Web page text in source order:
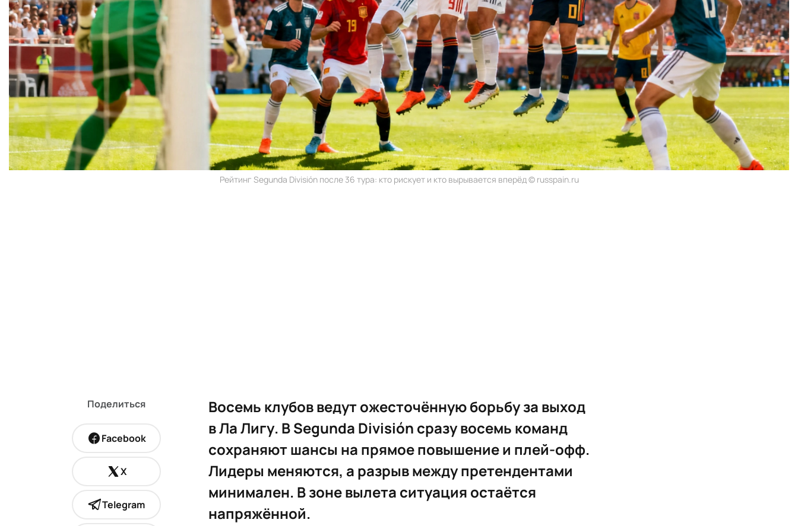
Рейтинг Segunda División после 36 тура: кто рискует и кто вырывается вперёд © russpain.ru
Поделиться
Facebook
X
Telegram
Восемь клубов ведут ожесточённую борьбу за выход
в Ла Лигу. В Segunda División сразу восемь команд
сохраняют шансы на прямое повышение и плей-офф.
Лидеры меняются, а разрыв между претендентами
минимален. В зоне вылета ситуация остаётся
напряжённой.